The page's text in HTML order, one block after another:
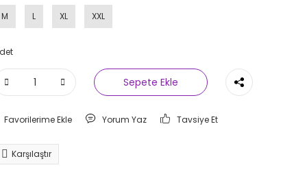
M L XL XXL
Sepete Ekle
Yorum Yaz Tavsiye Et
Karşılaştır